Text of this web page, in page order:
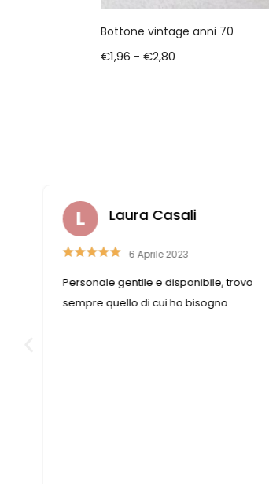
Bottone vintage anni 70
€1,96 - €2,80
Laura Casali
6 Aprile 2023
Personale gentile e disponibile, trovo
sempre quello di cui ho bisogno